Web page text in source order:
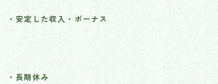
・安定した収入・ボーナス
・長期休み